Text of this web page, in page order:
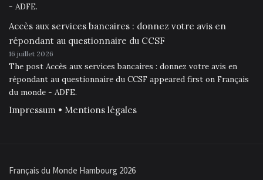
- ADFE.
Accès aux services bancaires : donnez votre avis en
répondant au questionnaire du CCSF
16 juillet 2026
The post Accès aux services bancaires : donnez votre avis en
répondant au questionnaire du CCSF appeared first on Français
du monde - ADFE.
Impressum • Mentions légales
Français du Monde Hambourg 2026